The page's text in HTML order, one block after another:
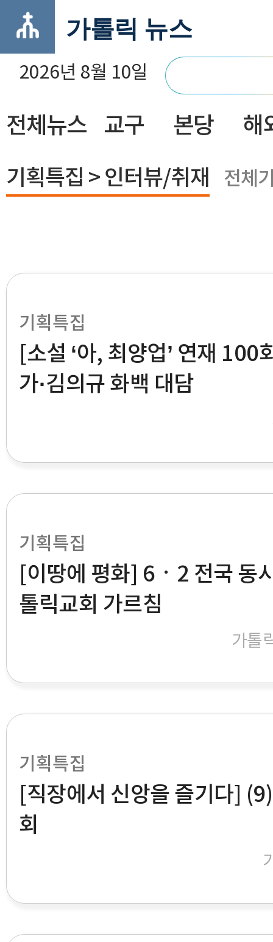
가톨릭 뉴스
2026년 8월 10일
닫기
전체뉴스 교구 본당 해
기획특집 > 인터뷰/취재 전체
기획특집
[소설 ‘아, 최양업’ 연재 100
가·김의규 화백 대담
기획특집
[이땅에 평화] 6ㆍ2 전국 동
톨릭교회 가르침
가톨
기획특집
[직장에서 신앙을 즐기다]
회